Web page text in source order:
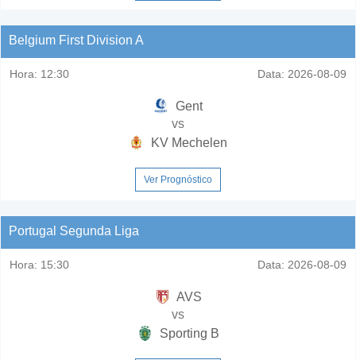
Belgium First Division A
Hora: 12:30 Data: 2026-08-09
Gent
vs
KV Mechelen
Ver Prognóstico
Portugal Segunda Liga
Hora: 15:30 Data: 2026-08-09
AVS
vs
Sporting B